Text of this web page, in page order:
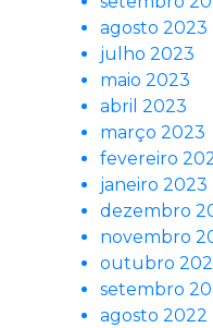
agosto 2023
julho 2023
maio 2023
abril 2023
março 2023
fevereiro
janeiro 2023
dezembro
novembro
outubro
setembro
agosto 2022